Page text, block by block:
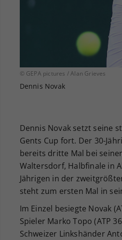
© GEPA pictures / Alan Grieves
Dennis Novak
Dennis Novak setzt seine
Gents Cup fort. Der 30-
bereits dritte Mal bei
Waltersdorf, Halbfinale in
Jährigen in der
steht zum ersten Mal in
Im Einzel besiegte Novak
Spieler Marko Topo (ATP
Schweizer Linkshänder